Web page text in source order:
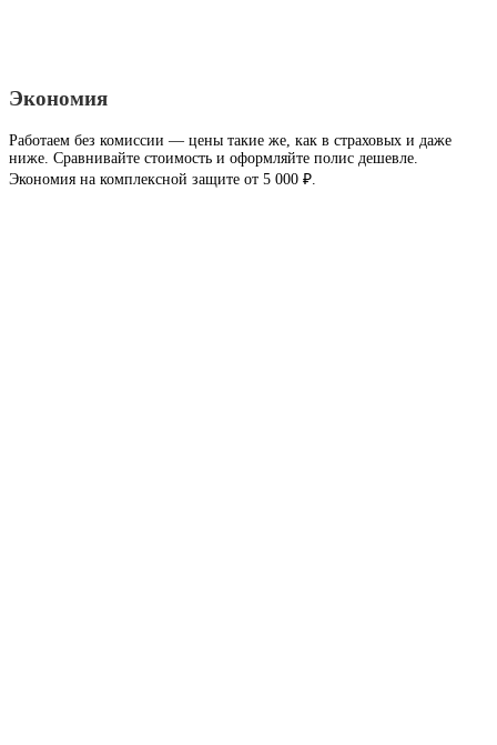
Экономия
Работаем без комиссии — цены такие же, как в страховых и даже
ниже. Сравнивайте стоимость и оформляйте полис дешевле.
Экономия на комплексной защите от 5 000 ₽.